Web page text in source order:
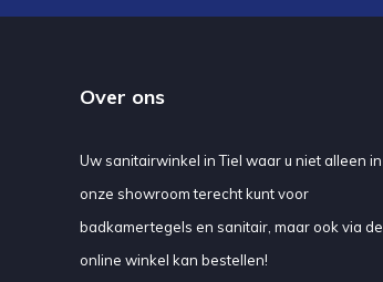
Over ons
Uw sanitairwinkel in Tiel waar u niet alleen in
onze showroom terecht kunt voor
badkamertegels en sanitair, maar ook via de
online winkel kan bestellen!